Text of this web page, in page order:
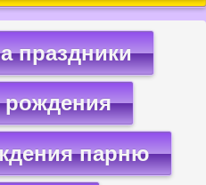
праздники
парню